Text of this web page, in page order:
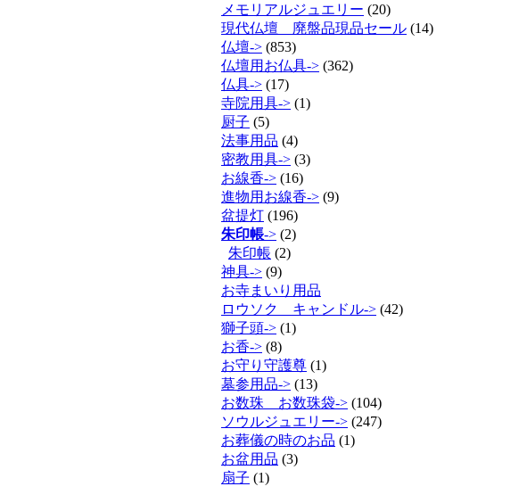
メモリアルジュエリー (20)
現代仏壇 廃盤品現品セール (14)
仏壇-> (853)
仏壇用お仏具-> (362)
仏具-> (17)
寺院用具-> (1)
厨子 (5)
法事用品 (4)
密教用具-> (3)
お線香-> (16)
進物用お線香-> (9)
盆提灯 (196)
朱印帳-> (2)
朱印帳 (2)
神具-> (9)
お寺まいり用品
ロウソク キャンドル-> (42)
獅子頭-> (1)
お香-> (8)
お守り守護尊 (1)
墓参用品-> (13)
お数珠 お数珠袋-> (104)
ソウルジュエリー-> (247)
お葬儀の時のお品 (1)
お盆用品 (3)
扇子 (1)